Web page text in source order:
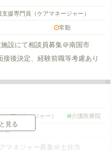
支援専門員（ケアマネージャー）
常勤
設にて相談員募集＠南国市
後決定、経験前職等考慮あり
ケアマネージャー） 介護医療院
勤
マネジャー募集＠土佐市
見る